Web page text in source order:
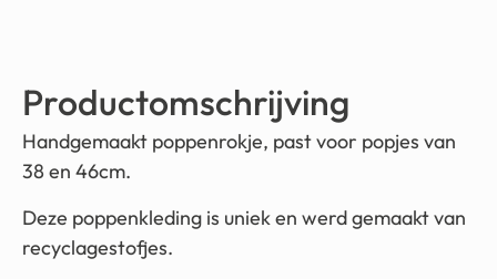
Productomschrijving
Handgemaakt poppenrokje, past voor popjes van
38 en 46cm.
Deze poppenkleding is uniek en werd gemaakt van
recyclagestofjes.